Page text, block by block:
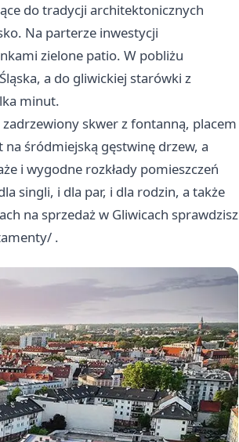
do tradycji architektonicznych
Na parterze inwestycji
zielone patio. W pobliżu
a do gliwickiej starówki z
minut.
skwer z fontanną, placem
śródmiejską gęstwinę drzew, a
i wygodne rozkłady pomieszczeń
singli, i dla par, i dla rodzin, a także
na sprzedaż w Gliwicach sprawdzisz
.